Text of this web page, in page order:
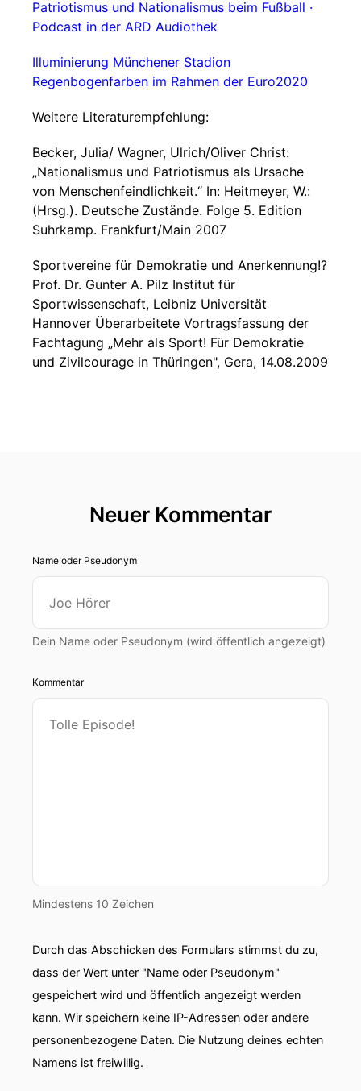
Patriotismus und Nationalismus beim Fußball ·
Podcast in der ARD Audiothek
Illuminierung Münchener Stadion
Regenbogenfarben im Rahmen der Euro2020
Weitere Literaturempfehlung:
Becker, Julia/ Wagner, Ulrich/Oliver Christ:
„Nationalismus und Patriotismus als Ursache
von Menschenfeindlichkeit.“ In: Heitmeyer, W.:
(Hrsg.). Deutsche Zustände. Folge 5. Edition
Suhrkamp. Frankfurt/Main 2007
Sportvereine für Demokratie und Anerkennung!?
Prof. Dr. Gunter A. Pilz Institut für
Sportwissenschaft, Leibniz Universität
Hannover Überarbeitete Vortragsfassung der
Fachtagung „Mehr als Sport! Für Demokratie
und Zivilcourage in Thüringen", Gera, 14.08.2009
Neuer Kommentar
Name oder Pseudonym
Dein Name oder Pseudonym (wird öffentlich angezeigt)
Kommentar
Mindestens 10 Zeichen
Durch das Abschicken des Formulars stimmst du zu,
dass der Wert unter "Name oder Pseudonym"
gespeichert wird und öffentlich angezeigt werden
kann. Wir speichern keine IP-Adressen oder andere
personenbezogene Daten. Die Nutzung deines echten
Namens ist freiwillig.